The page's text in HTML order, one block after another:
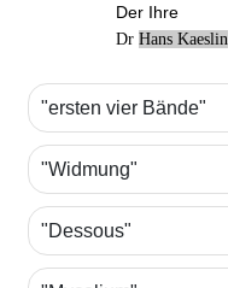
Der Ihre
DrHans Kaeslin
"ersten vier Bände"
"Widmung"
"Dessous"